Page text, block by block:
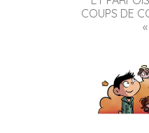
COUPS DE